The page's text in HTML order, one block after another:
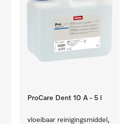
ProCare Dent 10 A - 5 l
vloeibaar reinigingsmiddel,